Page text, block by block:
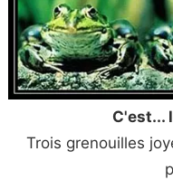
C'est...
Trois grenouilles